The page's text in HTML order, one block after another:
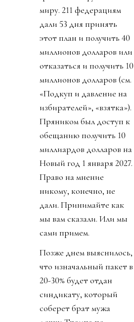
миру. 211 федерациям
дали 53 дня принять
этот план и получить 40
миллионов долларов или
отказаться и получить 10
миллионов долларов (см.
«Подкуп и давление на
избирателей», «взятка»).
Пряником был доступ к
обещанию получить 10
миллиардов долларов на
Новый год 1 января 2027.
Право на мнение
никому, конечно, не
дали. Принимайте как
мы вам сказали. Или мы
сами примем.
Позже днем выяснилось,
что изначальный пакет в
20-30% будет отдан
синдикату, который
соберет брат мужа